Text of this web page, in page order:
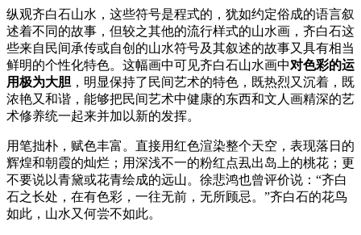
纵观齐白石山水，这些符号是程式的，犹如约定俗成的语言叙
述着不同的故事，但较之其他的流行样式的山水画，齐白石这
些来自民间承传或自创的山水符号及其叙述的故事又具有相当
鲜明的个性化特色。这幅画中可见齐白石山水画中对色彩的运
用极为大胆 ，明显保持了民间艺术的特色，既热烈又沉着，既
浓艳又和谐，能够把民间艺术中健康的东西和文人画精深的艺
术修养统一起来并加以新的发挥。
用笔拙朴，赋色丰富。直接用红色渲染整个天空，表现落日的
辉煌和朝霞的灿烂；用深浅不一的粉红点厾出岛上的桃花；更
不要说以青黛或花青绘成的远山。徐悲鸿也曾评价说：“齐白
石之长处，在有色彩，一往无前，无所顾忌。”齐白石的花鸟
如此，山水又何尝不如此。